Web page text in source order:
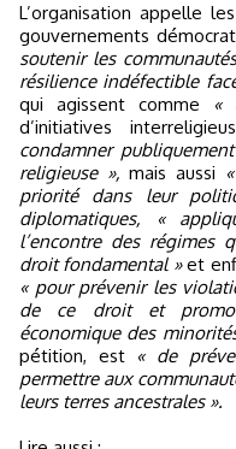
L’organisation appelle
gouvernements
soutenir les
résilience indéfectible
qui agissent comme
«
d’initiatives
condamner
religieuse », mais aussi
priorité dans leur
diplomatiques, «
l’encontre des régimes
droit fondamental »et
« pour prévenir les
de ce droit et
économique des
pétition, est « de
permettre aux
leurs terres ancestrales ».